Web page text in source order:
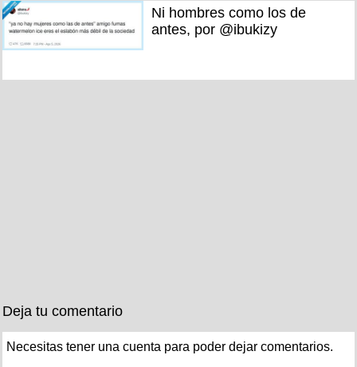
Ni hombres como los de
antes, por @ibukizy
Deja tu comentario
Necesitas tener una cuenta para poder dejar comentarios.